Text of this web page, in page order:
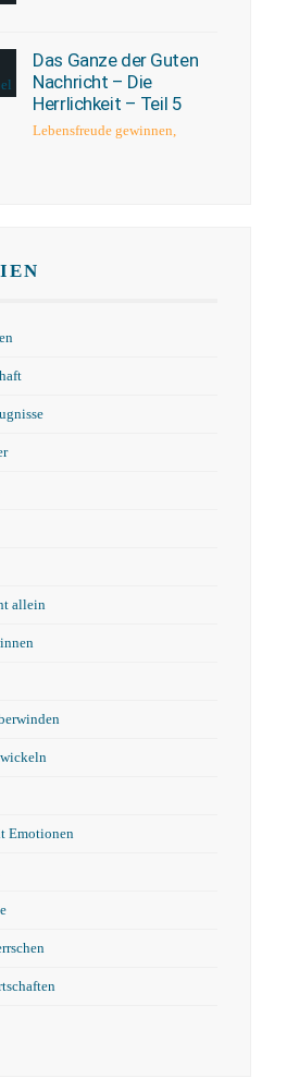
Das Ganze der Guten
Nachricht – Die
Herrlichkeit – Teil 5
Lebensfreude gewinnen,
allein
Emotionen